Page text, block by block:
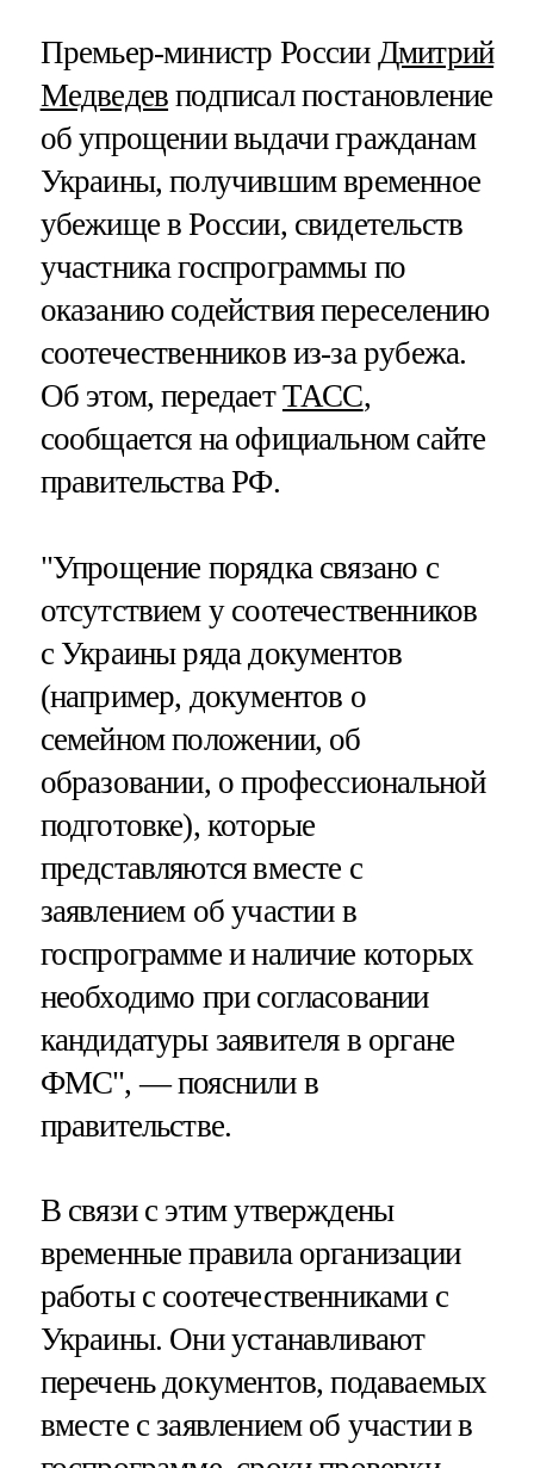
Премьер-министр России Дмитрий
Медведев подписал постановление
об упрощении выдачи гражданам
Украины, получившим временное
убежище в России, свидетельств
участника госпрограммы по
оказанию содействия переселению
соотечественников из-за рубежа.
Об этом, передаетТАСС,
сообщается на официальном сайте
правительства РФ.
"Упрощение порядка связано с
отсутствием у соотечественников
с Украины ряда документов
(например, документов о
семейном положении, об
образовании, о профессиональной
подготовке), которые
представляются вместе с
заявлением об участии в
госпрограмме и наличие которых
необходимо при согласовании
кандидатуры заявителя в органе
ФМС", — пояснили в
правительстве.
В связи с этим утверждены
временные правила организации
работы с соотечественниками с
Украины. Они устанавливают
перечень документов, подаваемых
вместе с заявлением об участии в